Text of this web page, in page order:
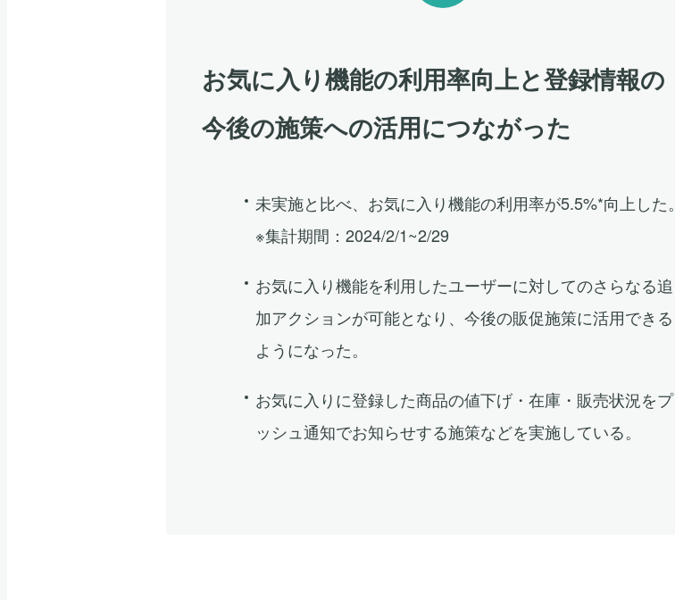
お気に入り機能の利用率向上と登録情報の
今後の施策への活用につながった
未実施と比べ、お気に入り機能の利用率が5.5%*向上した。
※集計期間：2024/2/1~2/29
お気に入り機能を利用したユーザーに対してのさらなる追
加アクションが可能となり、今後の販促施策に活用できる
ようになった。
お気に入りに登録した商品の値下げ・在庫・販売状況をプ
ッシュ通知でお知らせする施策などを実施している。